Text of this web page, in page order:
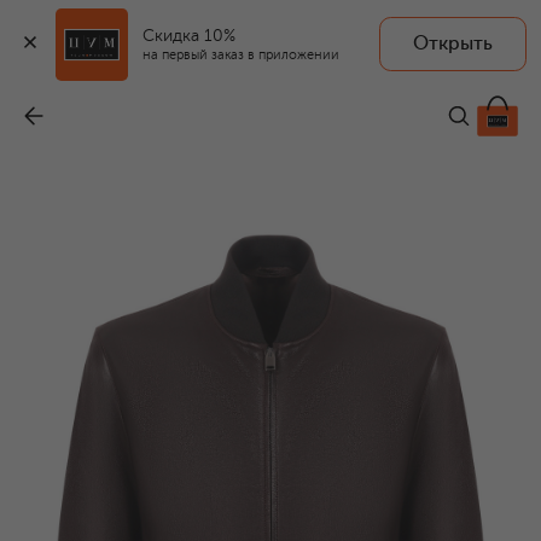
Скидка 10%
на первый заказ в приложении
Открыть
666 500 ₽